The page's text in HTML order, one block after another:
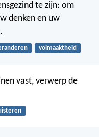
te zijn: om
denken en uw
volmaaktheid
vast, verwerp de